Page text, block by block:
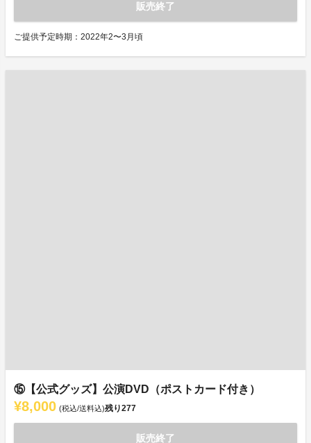
販売終了
ご提供予定時期：2022年2〜3月頃
⑮【公式グッズ】公演DVD（ポストカード付き）
¥8,000 (税込/送料込)残り277
販売終了